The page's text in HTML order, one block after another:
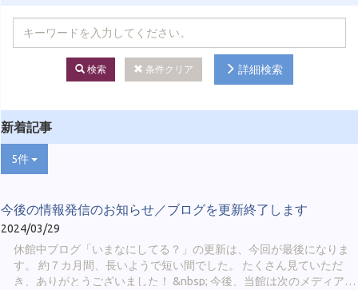
検索 条件クリア 詳細検索
新着記事
5件
今後の情報発信のお知らせ／ブログを更新終了します
2024/03/29
休館中ブログ「いまなにしてる？」の更新は、今回が最後になりま
す。 約７カ月間、長いようで短い間でした。 たくさん見ていただ
き、ありがとうございました！ &nbsp; 今後、当館は次のメディアに